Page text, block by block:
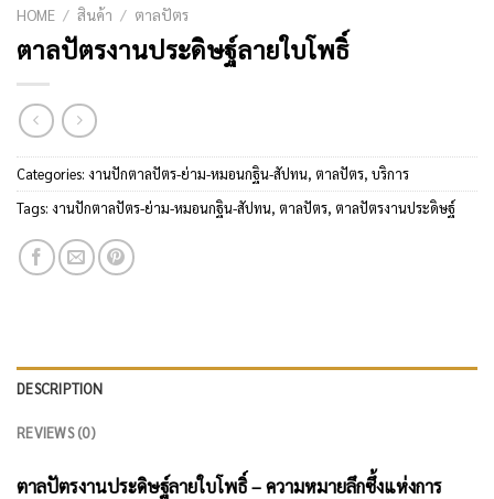
HOME / สินค้า / ตาลปัตร
ตาลปัตรงานประดิษฐ์ลายใบโพธิ์
Categories: งานปักตาลปัตร-ย่าม-หมอนกฐิน-สัปทน, ตาลปัตร, บริการ
Tags: งานปักตาลปัตร-ย่าม-หมอนกฐิน-สัปทน, ตาลปัตร, ตาลปัตรงานประดิษฐ์
DESCRIPTION
REVIEWS (0)
ตาลปัตรงานประดิษฐ์ลายใบโพธิ์ – ความหมายลึกซึ้งแห่งการ